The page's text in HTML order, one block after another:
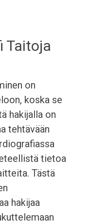
Taitoja
on
koska se
hakijalla on
tehtävään
tietoa
Tästä
hakijaa